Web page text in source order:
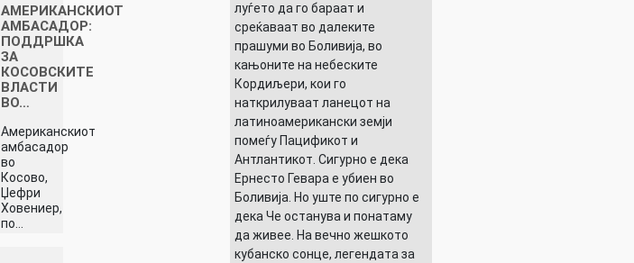
АМЕРИКАНСКИОТ
АМБАСАДОР:
ПОДДРШКА
ЗА
КОСОВСКИТЕ
ВЛАСТИ
ВО…
Американскиот
амбасадор
во
Косово,
Џефри
Ховениер,
по…
луѓето да го бараат и
среќаваат во далеките
прашуми во Боливија, во
кањоните на небеските
Кордиљери, кои го
наткрилуваат ланецот на
латиноамерикански земји
помеѓу Пацификот и
Антлантикот. Сигурно е дека
Ернесто Гевара е убиен во
Боливија. Но уште по сигурно е
дека Че останува и понатаму
да живее. На вечно жешкото
кубанско сонце, легендата за